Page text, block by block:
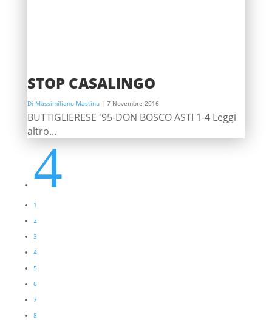
STOP CASALINGO
Di Massimiliano Mastinu| 7 Novembre 2016
BUTTIGLIERESE '95-DON BOSCO ASTI 1-4 Leggi
altro...
4
1
2
3
4
5
6
7
8